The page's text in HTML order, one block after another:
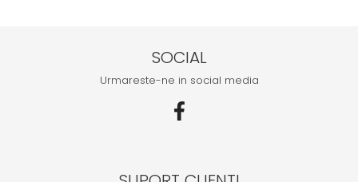
SOCIAL
Urmareste-ne in social media